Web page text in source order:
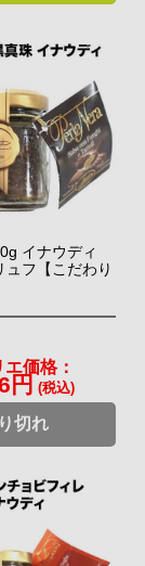
るトレビーゾ
を注ぎながら
派フレッシュ
5,184円（税
リティフにも
ッカーセッ
が長く常温で
存食としても
グランピングワ
せてアウトド
イナウディ
ュフ【こだわり
エ価格：
円 (税込)
切れ